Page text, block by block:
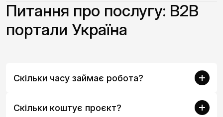
Питання про послугу: B2B
портали Україна
Скільки часу займає робота?
Скільки коштує проєкт?